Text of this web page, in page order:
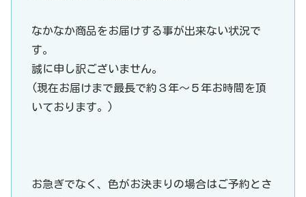
なかなか商品をお届けする事が出来ない状況で
す。
誠に申し訳ございません。
(現在お届けまで最長で約３年〜５年お時間を頂
いております。)
お急ぎでなく、色がお決まりの場合はご予約とさ